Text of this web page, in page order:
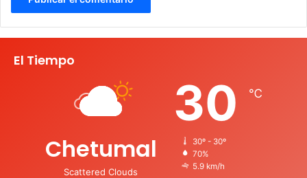
El Tiempo
Chetumal
Scattered Clouds
30 ℃
30º - 30º
70%
5.9 km/h